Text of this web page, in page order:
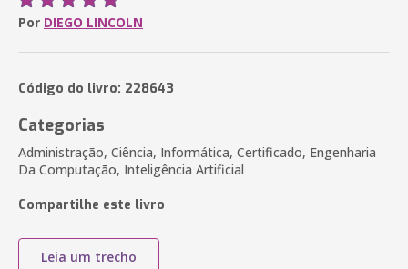
Por DIEGO LINCOLN
Código do livro: 228643
Categorias
Administração, Ciência, Informática, Certificado, Engenharia
Da Computação, Inteligência Artificial
Compartilhe este livro
Leia um trecho